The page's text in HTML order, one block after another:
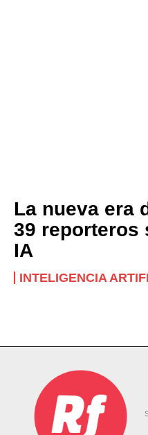
La nueva era
39 reporteros
IA
INTELIGENCIA